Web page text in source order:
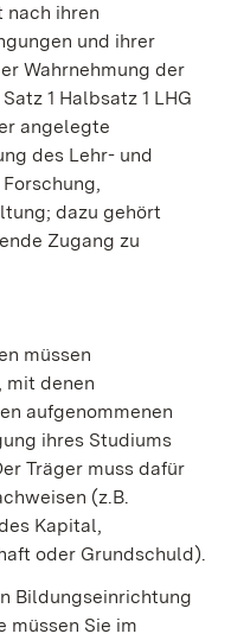
nach ihren
und ihrer
Wahrnehmung der
1 Halbsatz 1 LHG
angelegte
des Lehr- und
dazu gehört
Zugang zu
müssen
mit denen
aufgenommenen
ihres Studiums
Träger muss dafür
(z.B.
Kapital,
oder Grundschuld).
Bildungseinrichtung
müssen Sie im